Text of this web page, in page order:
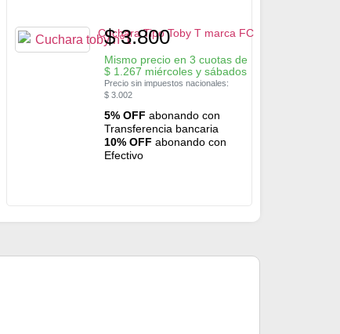
Cuchara Tipo Toby T marca FC
$3.800
Mismo precio en 3 cuotas de
$ 1.267 miércoles y sábados
Precio sin impuestos nacionales:
$ 3.002
5% OFF abonando con
Transferencia bancaria
10% OFF abonando con
Efectivo